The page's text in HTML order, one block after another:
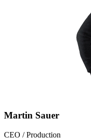
Martin Sauer
CEO / Production